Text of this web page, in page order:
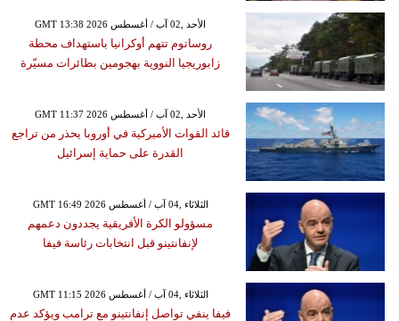
GMT 13:38 2026 الأحد ,02 آب / أغسطس
روساتوم تتهم أوكرانيا باستهداف محطة
زابوريجيا النووية بهجومين بطائرات مسيّرة
GMT 11:37 2026 الأحد ,02 آب / أغسطس
قائد القوات الأميركية في أوروبا يحذر من تراجع
القدرة على حماية إسرائيل
GMT 16:49 2026 الثلاثاء ,04 آب / أغسطس
مسؤولو الكرة الأفريقية يجددون دعمهم
لإنفانتينو قبل انتخابات رئاسة فيفا
GMT 11:15 2026 الثلاثاء ,04 آب / أغسطس
فيفا ينفي تواصل إنفانتينو مع ترامب ويؤكد عدم